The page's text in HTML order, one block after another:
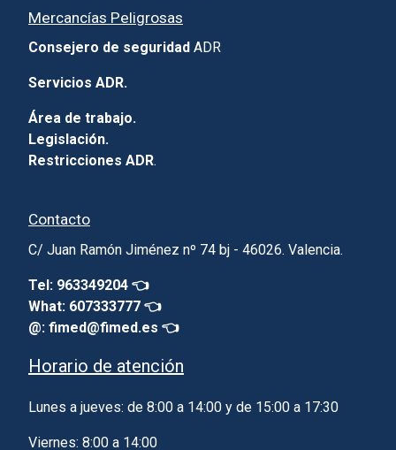
Mercancías Peligrosas
Consejero de seguridad ADR
Servicios ADR.
Área de trabajo.
Legislación.
Restricciones ADR.
Contacto
C/ Juan Ramón Jiménez nº 74 bj - 46026. Valencia.
Tel: 963349204 👈
What: 607333777 👈
@: fimed@fimed.es 👈
Horario de atención
Lunes a jueves: de 8:00 a 14:00 y de 15:00 a 17:30
Viernes: 8:00 a 14:00